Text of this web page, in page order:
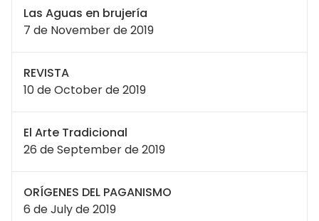
Las Aguas en brujería
7 de November de 2019
REVISTA
10 de October de 2019
El Arte Tradicional
26 de September de 2019
ORÍGENES DEL PAGANISMO
6 de July de 2019